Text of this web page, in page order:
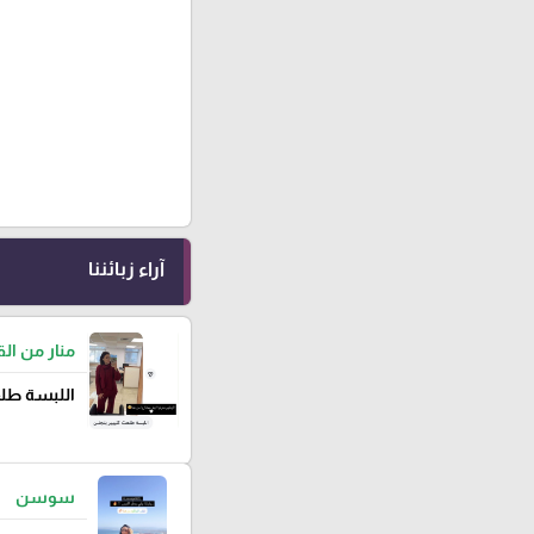
آراء زبائننا
منار من
اللبسة
سوسن